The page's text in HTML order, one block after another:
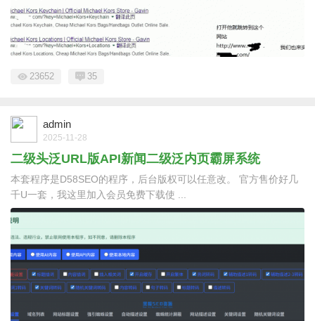
23652 35
admin
2025-11-28
二级头泛URL版API新闻二级泛内页霸屏系统
本套程序是D58SEO的程序，后台版权可以任意改。 官方售价好几
千U一套，我这里加入会员免费下载使 ...